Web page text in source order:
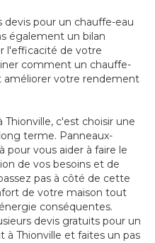
devis pour un chauffe-eau
également un bilan
l'efficacité de votre
comment un chauffe-
améliorer votre rendement
Thionville, c'est choisir une
terme. Panneaux-
pour vous aider à faire le
de vos besoins et de
pas à côté de cette
de votre maison tout
conséquentes.
devis gratuits pour un
à Thionville et faites un pas